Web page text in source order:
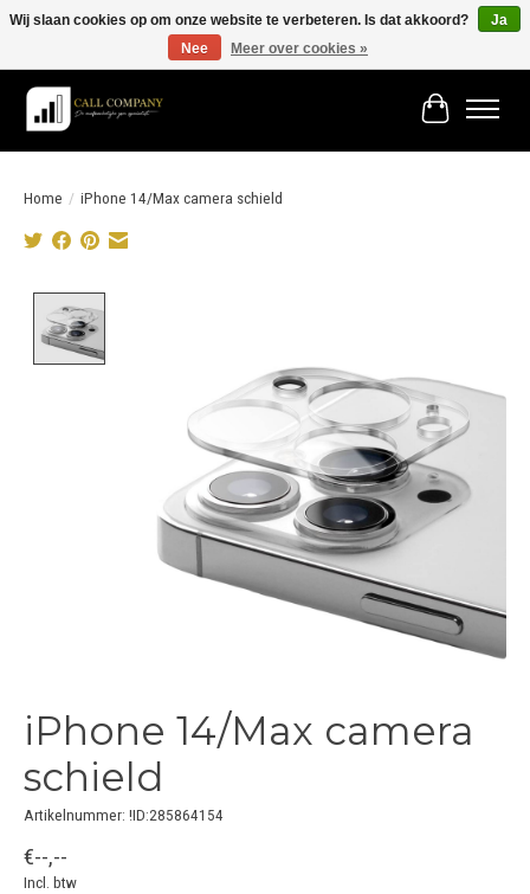
Vóór 19:00 besteld morgen in huis!
Winkelwagen
Home / iPhone 14/Max camera schield
iPhone 14/Max camera
schield
Artikelnummer: !ID:285864154
€--,--
Incl. btw
Wij slaan cookies op om onze website te verbeteren. Is dat akkoord?
Ja
Nee
Meer over cookies »